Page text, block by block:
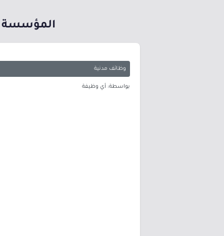
المؤسسة
وظائف مدنية
بواسطة: أي وظيفة